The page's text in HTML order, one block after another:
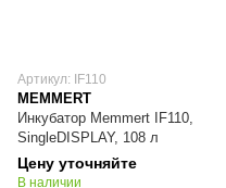
Артикул: IF110
MEMMERT
Инкубатор Memmert IF110,
SingleDISPLAY, 108 л
Цену уточняйте
В наличии